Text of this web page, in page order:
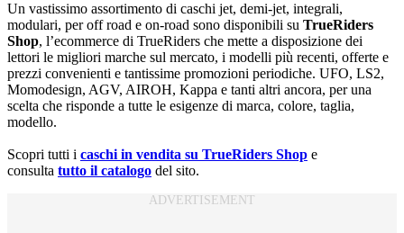
Un vastissimo assortimento di caschi jet, demi-jet, integrali,
modulari, per off road e on-road sono disponibili su TrueRiders
Shop, l’ecommerce di TrueRiders che mette a disposizione dei
lettori le migliori marche sul mercato, i modelli più recenti, offerte e
prezzi convenienti e tantissime promozioni periodiche. UFO, LS2,
Momodesign, AGV, AIROH, Kappa e tanti altri ancora, per una
scelta che risponde a tutte le esigenze di marca, colore, taglia,
modello.
Scopri tutti i caschi in vendita su TrueRiders Shop e
consulta tutto il catalogo del sito.